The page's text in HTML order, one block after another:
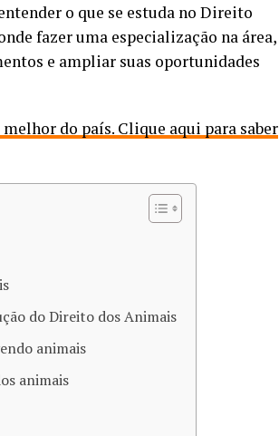
o que se estuda no Direito
fazer uma especialização na área,
e ampliar suas oportunidades
do país. Clique aqui para saber
do Direito dos Animais
animais
animais